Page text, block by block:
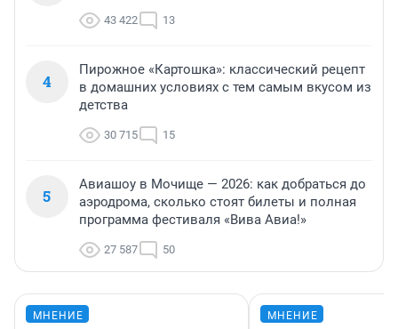
43 422 13
4
Пирожное «Картошка»: классический рецепт
в домашних условиях с тем самым вкусом из
детства
30 715 15
5
Авиашоу в Мочище — 2026: как добраться до
аэродрома, сколько стоят билеты и полная
программа фестиваля «Вива Авиа!»
27 587 50
МНЕНИЕ МНЕНИЕ